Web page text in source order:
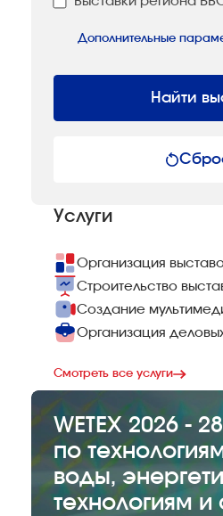
Дополнительные
Найти
Услуги
Создание
Смотреть все услуги
WETEX 2026 -
по
воды,
технологиям и